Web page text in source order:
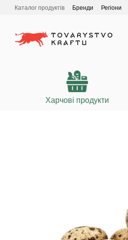
Перейти до основного контенту
Каталог продуктів Бренди Регіони
Харчові продукти